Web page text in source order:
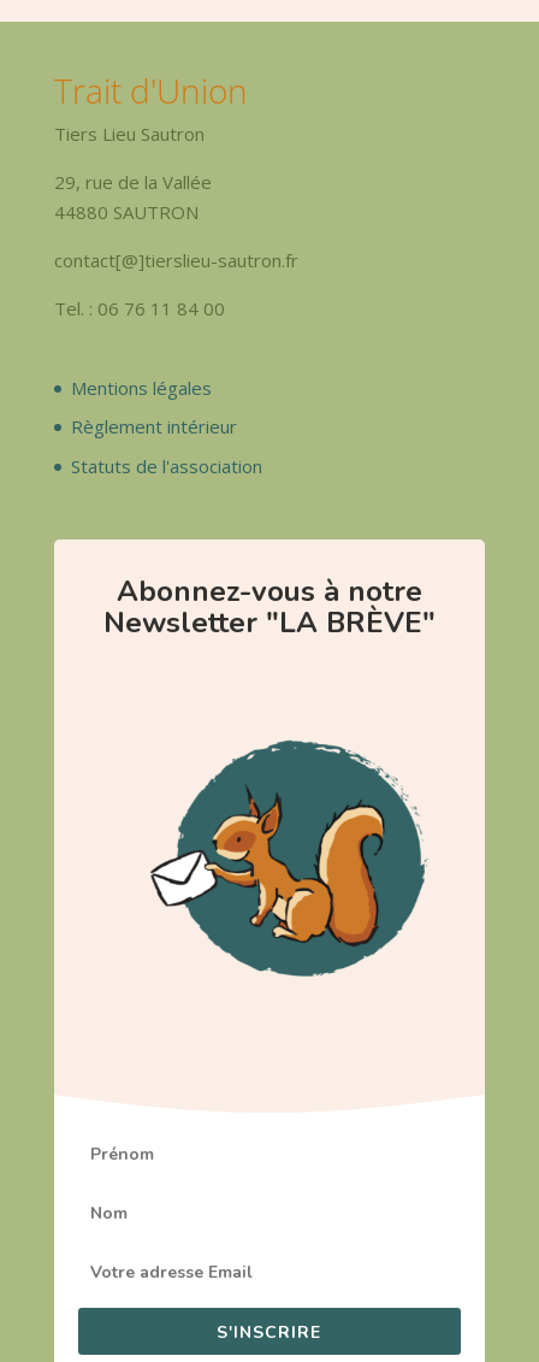
Trait d'Union
Tiers Lieu Sautron
29, rue de la Vallée
44880 SAUTRON
contact[@]tierslieu-sautron.fr
Tel. : 06 76 11 84 00
Mentions légales
Règlement intérieur
Statuts de l'association
Abonnez-vous à notre
Newsletter "LA BRÈVE"
S'INSCRIRE